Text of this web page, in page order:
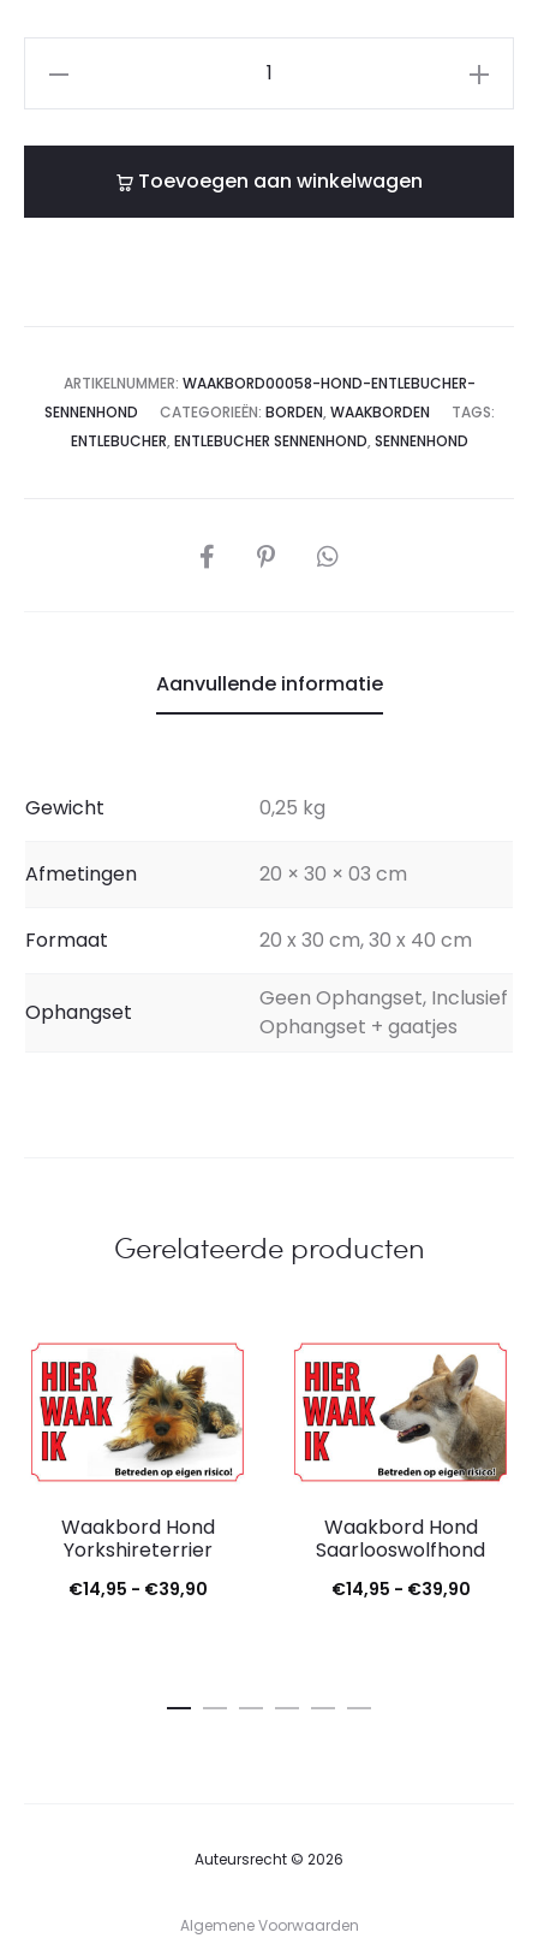
Toevoegen aan winkelwagen
ARTIKELNUMMER: WAAKBORD00058-HOND-ENTLEBUCHER-
SENNENHOND
CATEGORIEËN: BORDEN, WAAKBORDEN
TAGS:
ENTLEBUCHER, ENTLEBUCHER SENNENHOND, SENNENHOND
Aanvullende informatie
Gewicht 0,25 kg
Afmetingen 20 × 30 × 03 cm
Formaat 20 x 30 cm, 30 x 40 cm
Ophangset
Geen Ophangset, Inclusief
Ophangset + gaatjes
Gerelateerde producten
Waakbord Hond
Yorkshireterrier
€14,95 - €39,90
Waakbord Hond
Saarlooswolfhond
€14,95 - €39,90
Auteursrecht © 2026
Algemene Voorwaarden